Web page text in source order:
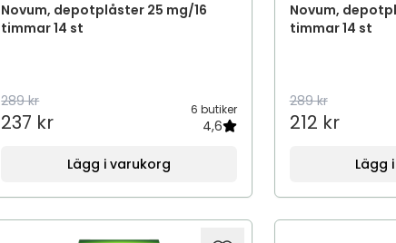
Novum, depotplåster 25 mg/16
timmar 14 st
289 kr
237 kr
6 butiker
4,6
Lägg i varukorg
Novum,
timmar 14 st
289 kr
212 kr
Lägg